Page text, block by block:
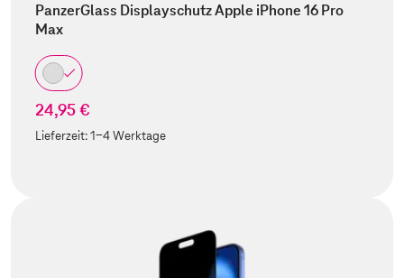
PanzerGlass Displayschutz Apple iPhone 16 Pro
Max
24,95 €
Lieferzeit:1-4 Werktage